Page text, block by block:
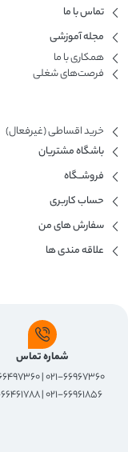
تماس با ما
مجله آموزشی
همکاری با ما​
فرصت‌های شغلی
خرید اقساطی (غیرفعال)
باشگاه مشتریان
فروشــگاه
حساب کاربری
سفارش های من
علاقه مندی ها
شماره تماس
۰۲۱-۶۶۹۶۷۳۶۰ | ۰۲۱-۶۶۴۹۷۳۶۰
۰۲۱-۶۶۹۶۱۸۵۶ | ۰۲۱-۶۶۴۶۱۷۸۸